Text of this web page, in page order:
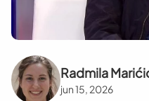
Radmila
jun 15, 2026